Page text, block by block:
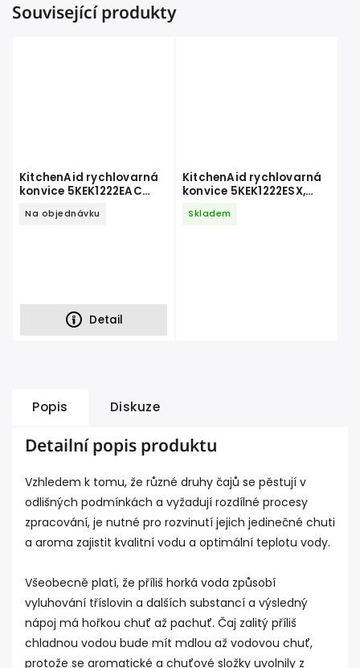
Související produkty
KitchenAid rychlovarná
konvice 5KEK1222EAC
Na objednávku
Detail
KitchenAid rychlovarná
konvice 5KEK1222ESX,
Skladem
Popis Diskuze
Detailní popis produktu
Vzhledem k tomu, že různé druhy čajů se pěstují v
odlišných podmínkách a vyžadují rozdílné procesy
zpracování, je nutné pro rozvinutí jejich jedinečné chuti
a aroma zajistit kvalitní vodu a optimální teplotu vody.
Všeobecně platí, že příliš horká voda způsobí
vyluhování tříslovin a dalších substancí a výsledný
nápoj má hořkou chuť až pachuť. Čaj zalitý příliš
chladnou vodou bude mít mdlou až vodovou chuť,
protože se aromatické a chuťové složky uvolnily z